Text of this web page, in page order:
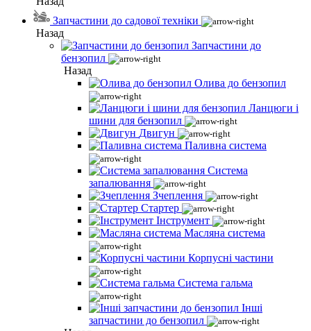
Запчастини до садової техніки
Назад
Запчастини до
бензопил
Назад
Олива до бензопил
Ланцюги і
шини для бензопил
Двигун
Паливна система
Система
запалювання
Зчеплення
Стартер
Інструмент
Масляна система
Корпусні частини
Система гальма
Інші
запчастини до бензопил